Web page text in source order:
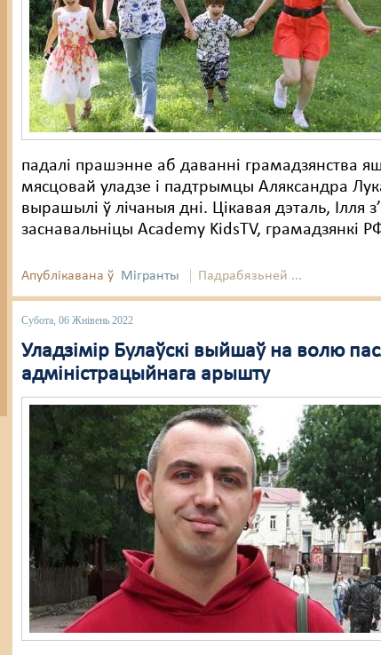
падалі прашэнне аб даванні грамадзянства
мясцовай уладзе і падтрымцы Аляксандра
вырашылі ў лічаныя дні. Цікавая дэталь, Ілля
заснавальніцы Academy KidsTV, грамадзянкі
Апублікавана ў Мігранты Падрабязьней ...
Субота, 06 Жнівень 2022
Уладзімір Булаўскі выйшаў на волю
адміністрацыйнага арышту